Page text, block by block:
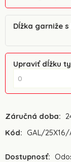
Dĺžka garniže
Upraviť dĺžku
Záručná doba:
Kód: GAL/25X16/
Dostupnosť: